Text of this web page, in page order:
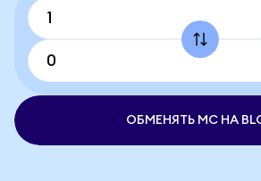
ОБМЕНЯТЬ MC НА